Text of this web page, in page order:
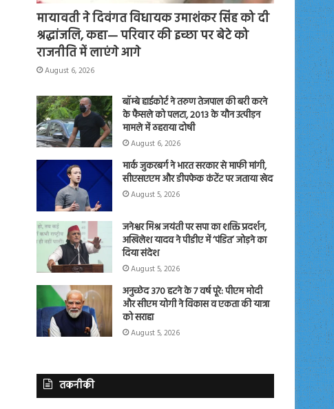
मायावती ने दिवंगत विधायक उमाशंकर सिंह को दी
श्रद्धांजलि, कहा— परिवार की इच्छा पर बेटे को
राजनीति में लाएंगे आगे
August 6, 2026
बॉम्बे हाईकोर्ट ने तरुण तेजपाल की बरी करने
के फैसले को पलटा, 2013 के यौन उत्पीड़न
मामले में ठहराया दोषी
August 6, 2026
मार्क जुकरबर्ग ने भारत सरकार से माफी मांगी,
सीएसएएम और डीपफेक कंटेंट पर जताया खेद
August 5, 2026
जनेश्वर मिश्र जयंती पर सपा का शक्ति प्रदर्शन,
अखिलेश यादव ने पीडीए में ‘पंडित’ जोड़ने का
दिया संदेश
August 5, 2026
अनुच्छेद 370 हटने के 7 वर्ष पूरे: पीएम मोदी
और सीएम योगी ने विकास व एकता की यात्रा
को सराहा
August 5, 2026
तकनीकी